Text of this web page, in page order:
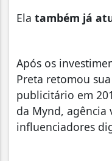
Ela também já
Após os
Preta retomou
publicitário em
da Mynd,
influenciadores